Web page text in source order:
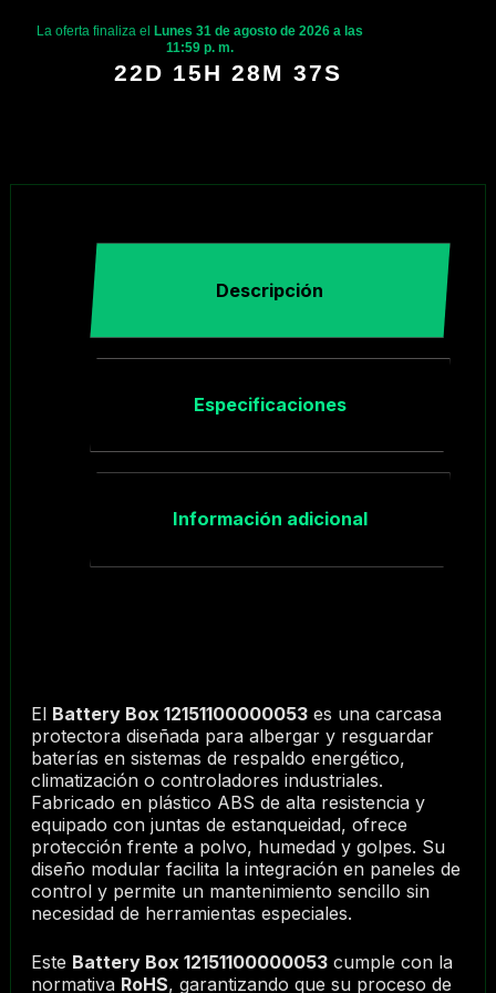
La oferta finaliza el
Lunes 31 de agosto de 2026 a las
11:59 p. m.
22D 15H 28M 36S
Descripción
Especificaciones
Información adicional
El Battery Box 12151100000053es una carcasa
protectora diseñada para albergar y resguardar
baterías en sistemas de respaldo energético,
climatización o controladores industriales.
Fabricado en plástico ABS de alta resistencia y
equipado con juntas de estanqueidad, ofrece
protección frente a polvo, humedad y golpes. Su
diseño modular facilita la integración en paneles de
control y permite un mantenimiento sencillo sin
necesidad de herramientas especiales.
Este Battery Box 12151100000053cumple con la
normativa RoHS, garantizando que su proceso de